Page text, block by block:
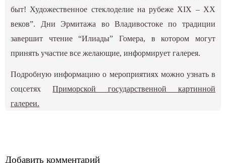
быт! Художественное стеклоделие на рубеже XIX – XX
веков”. Дни Эрмитажа во Владивостоке по традиции
завершит чтение “Илиады” Гомера, в котором могут
принять участие все желающие, информирует галерея.
Подробную информацию о мероприятиях можно узнать в
соцсетяхПриморской государственной картинной
галереи.
Добавить комментарий